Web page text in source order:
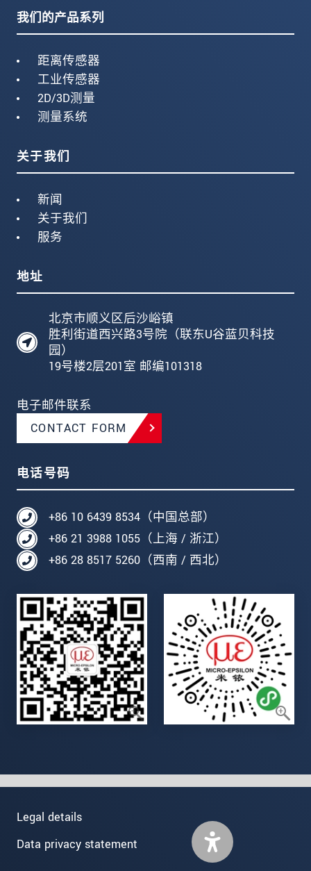
我们的产品系列
距离传感器
工业传感器
2D/3D测量
测量系统
关于我们
新闻
关于我们
服务
地址
北京市顺义区后沙峪镇
胜利街道西兴路3号院（联东U谷蓝贝科技
园）
19号楼2层201室 邮编101318
电子邮件联系
CONTACT FORM
电话号码
+86 10 6439 8534（中国总部）
+86 21 3988 1055（上海 / 浙江）
+86 28 8517 5260（西南 / 西北）
Legal details
Data privacy statement